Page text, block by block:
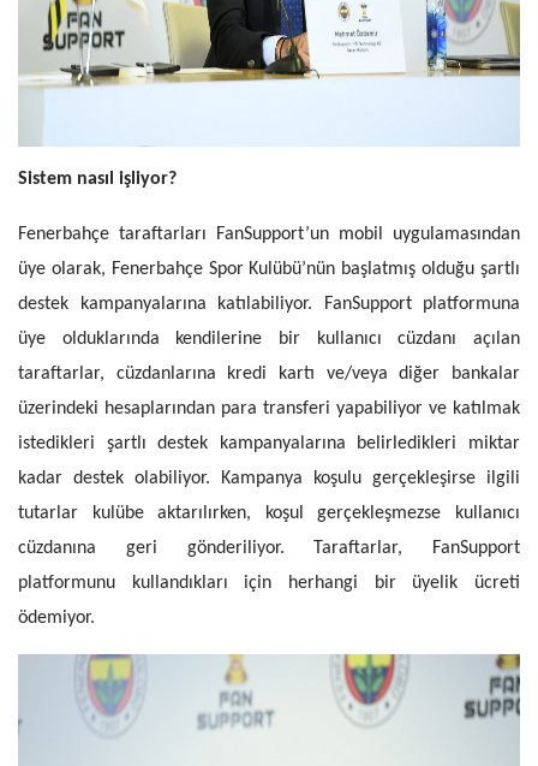
Sistem nasıl işliyor?
Fenerbahçe taraftarları FanSupport’un mobil uygulamasından
üye olarak, Fenerbahçe Spor Kulübü’nün başlatmış olduğu şartlı
destek kampanyalarına katılabiliyor. FanSupport platformuna
üye olduklarında kendilerine bir kullanıcı cüzdanı açılan
taraftarlar, cüzdanlarına kredi kartı ve/veya diğer bankalar
üzerindeki hesaplarından para transferi yapabiliyor ve katılmak
istedikleri şartlı destek kampanyalarına belirledikleri miktar
kadar destek olabiliyor. Kampanya koşulu gerçekleşirse ilgili
tutarlar kulübe aktarılırken, koşul gerçekleşmezse kullanıcı
cüzdanına geri gönderiliyor. Taraftarlar, FanSupport
platformunu kullandıkları için herhangi bir üyelik ücreti
ödemiyor.